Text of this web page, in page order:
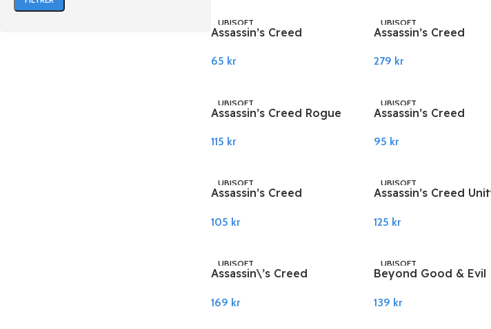
UBISOFT
Assassin’s Creed
Connect
65 kr
UBISOFT
Assassin’s Creed
EU Ubisoft PC
279 kr
UBISOFT
Assassin’s Creed Rogue
115 kr
UBISOFT
Assassin’s Creed
and Dickens
95 kr
UBISOFT
Assassin’s Creed
Connect
105 kr
UBISOFT
Assassin’s Creed
125 kr
UBISOFT
Assassin\’s Creed
Ubisoft PC Connect
169 kr
UBISOFT
Beyond Good & Evil
139 kr